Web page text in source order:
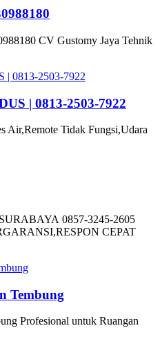
CV Gustomy Jaya Tehnik
| 0813-2503-7922
Air,Remote Tidak Fungsi,Udara
0857-3245-2605
CEPAT
Tembung
Profesional untuk Ruangan